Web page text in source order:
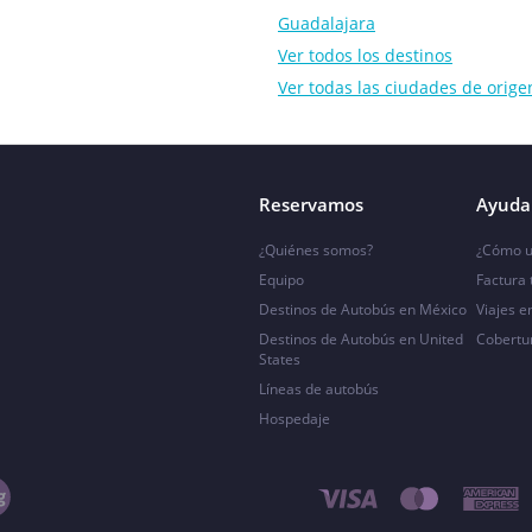
Guadalajara
Ver todos los destinos
Ver todas las ciudades de
Reservamos
¿Quiénes somos?
Equipo
Destinos de Autobús en México
Destinos de Autobús en United
States
Líneas de autobús
Hospedaje
¿Cómo
Factura
Viajes